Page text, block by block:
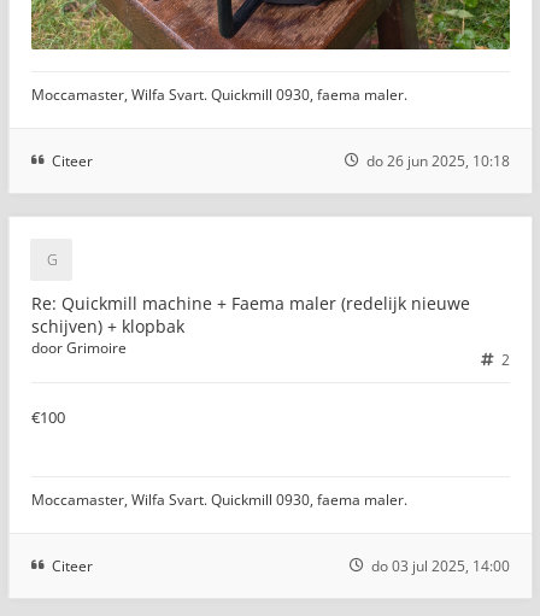
Moccamaster, Wilfa Svart. Quickmill 0930, faema maler.
Citeer do 26 jun 2025, 10:18
Re: Quickmill machine + Faema maler (redelijk nieuwe
schijven) + klopbak
2
doorGrimoire
€100
Moccamaster, Wilfa Svart. Quickmill 0930, faema maler.
Citeer do 03 jul 2025, 14:00